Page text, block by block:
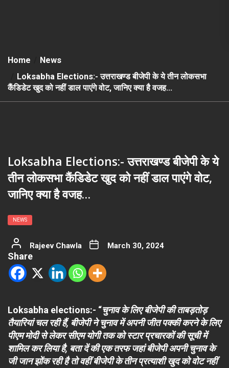
Home
News
Loksabha Elections:- उत्तराखण्ड बीजेपी के ये तीन लोकसभा
कैंडिडेट खुद को नहीं डाल पाएंगे वोट, जानिए क्या है वजह…
Loksabha Elections:- उत्तराखण्ड बीजेपी के ये
तीन लोकसभा कैंडिडेट खुद को नहीं डाल पाएंगे वोट,
जानिए क्या है वजह…
NEWS
Rajeev Chawla March 30, 2024
Share
Loksabha elections:- “चुनाव के लिए बीजेपी की ताबड़तोड़
तैयारियां चल रही हैं, बीजेपी ने चुनाव में अपनी जीत पक्की करने के लिए
पीएम मोदी से लेकर सीएम योगी तक को स्टार प्रचारकों की सूची में
शामिल कर लिया है, बता दें की एक तरफ जहां बीजेपी अपनी चुनाव के
जी जान झोंक रही है तो वहीं बीजेपी के तीन प्रत्याशी खुद को वोट नहीं